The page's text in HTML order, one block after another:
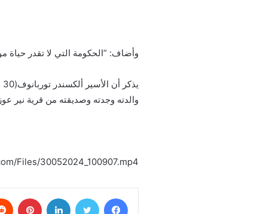
وأضاف: “الحكومة التي لا تقدر
والدته وجدته وصديقته من قرية نير
Files/30052024_100907.mp4
فيسبوك تويتر لينكدإن